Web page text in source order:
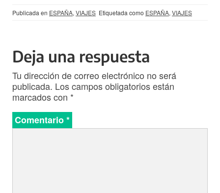
Publicada en ESPAÑA, VIAJES Etiquetada como ESPAÑA, VIAJES
Deja una respuesta
Tu dirección de correo electrónico no será
publicada. Los campos obligatorios están
marcados con *
Comentario*